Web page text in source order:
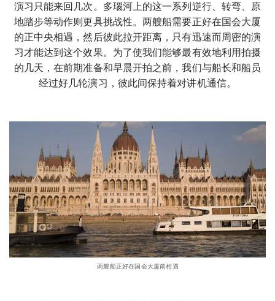
演习只能来回几次。多瑙河上的这一系列逆行、转弯、原
地踏步等动作则更具挑战性。两艘船需要正好在国会大厦
的正中央相遇，然后彼此拉开距离，只有迅速而周密的演
习才能达到这个效果。为了使我们能够最有效地利用拍摄
的几天，在前期准备和早晨开拍之前，我们与船长和船员
经过好几轮演习，彼此间保持着对讲机通信。
两艘船正好在国会大厦前相遇